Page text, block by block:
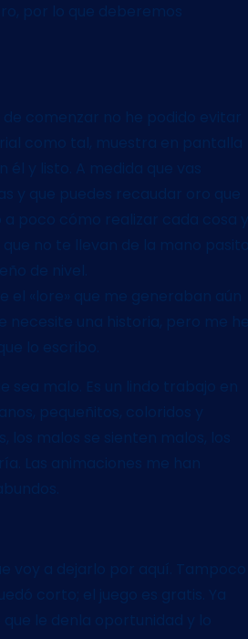
por lo que deberemos
comenzar no he podido evitar
como tal, muestra en pantalla
y listo. A medida que vas
y que puedes recaudar oro que
poco cómo realizar cada cosa y
no te llevan de la mano pasito
de nivel.
«lore» que me generaban aún
necesite una historia, pero me he
lo escribo.
malo. Es un lindo trabajo en
pequeñitos, coloridos y
malos se sienten malos, los
Las animaciones me han
voy a dejarlo por aquí. Tampoco
corto; el juego es gratis. Ya
le denla oportunidad y lo